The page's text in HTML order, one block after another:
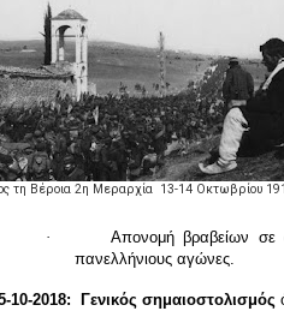
τη Βέροια 2η Μεραρχία 13-14 Οκτωβρίου
·
Απονομή βραβείων σε
πανελλήνιους αγώνες.
10-2018: Γενικός σημαιοστολισμός